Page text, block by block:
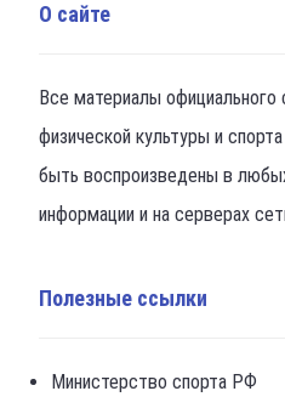
О сайте
Все материалы официального
физической культуры и
быть воспроизведены в
информации и на серверах
Полезные ссылки
Министерство спорта РФ